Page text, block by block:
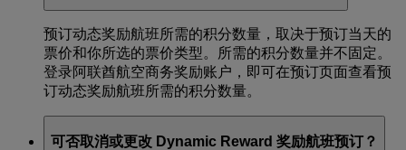
预订动态奖励航班所需的积分数量，取决于预订当天的
票价和你所选的票价类型。所需的积分数量并不固定。
登录阿联酋航空商务奖励账户，即可在预订页面查看预
订动态奖励航班所需的积分数量。
可否取消或更改 Dynamic Reward 奖励航班预订？